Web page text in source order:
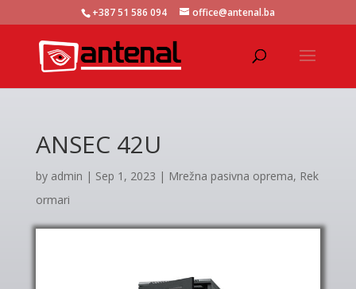
+387 51 586 094 office@antenal.ba
ANSEC 42U
by admin | Sep 1, 2023 | Mrežna pasivna oprema, Rek
ormari